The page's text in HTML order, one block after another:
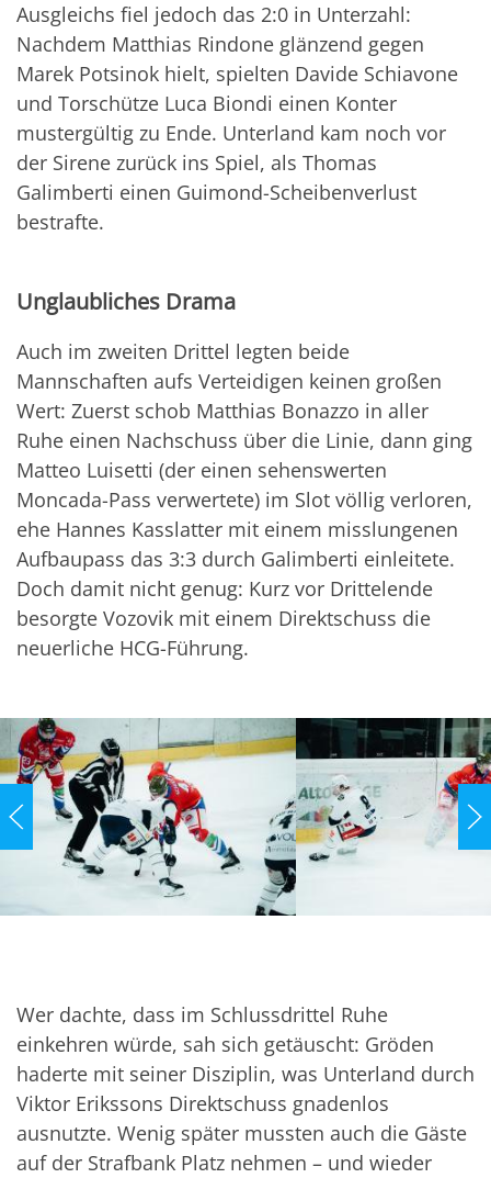
Ausgleichs fiel jedoch das 2:0 in Unterzahl:
Nachdem Matthias Rindone glänzend gegen
Marek Potsinok hielt, spielten Davide Schiavone
und Torschütze Luca Biondi einen Konter
mustergültig zu Ende. Unterland kam noch vor
der Sirene zurück ins Spiel, als Thomas
Galimberti einen Guimond-Scheibenverlust
bestrafte.
Unglaubliches Drama
Auch im zweiten Drittel legten beide
Mannschaften aufs Verteidigen keinen großen
Wert: Zuerst schob Matthias Bonazzo in aller
Ruhe einen Nachschuss über die Linie, dann ging
Matteo Luisetti (der einen sehenswerten
Moncada-Pass verwertete) im Slot völlig verloren,
ehe Hannes Kasslatter mit einem misslungenen
Aufbaupass das 3:3 durch Galimberti einleitete.
Doch damit nicht genug: Kurz vor Drittelende
besorgte Vozovik mit einem Direktschuss die
neuerliche HCG-Führung.
Wer dachte, dass im Schlussdrittel Ruhe
einkehren würde, sah sich getäuscht: Gröden
haderte mit seiner Disziplin, was Unterland durch
Viktor Erikssons Direktschuss gnadenlos
ausnutzte. Wenig später mussten auch die Gäste
auf der Strafbank Platz nehmen – und wieder